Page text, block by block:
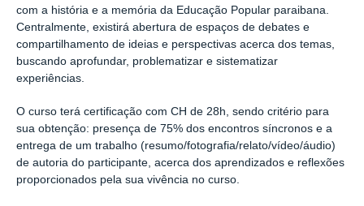
com a história e a memória da Educação Popular paraibana.
Centralmente, existirá abertura de espaços de debates e
compartilhamento de ideias e perspectivas acerca dos temas,
buscando aprofundar, problematizar e sistematizar
experiências.
O curso terá certificação com CH de 28h, sendo critério para
sua obtenção: presença de 75% dos encontros síncronos e a
entrega de um trabalho (resumo/fotografia/relato/vídeo/áudio)
de autoria do participante, acerca dos aprendizados e reflexões
proporcionados pela sua vivência no curso.